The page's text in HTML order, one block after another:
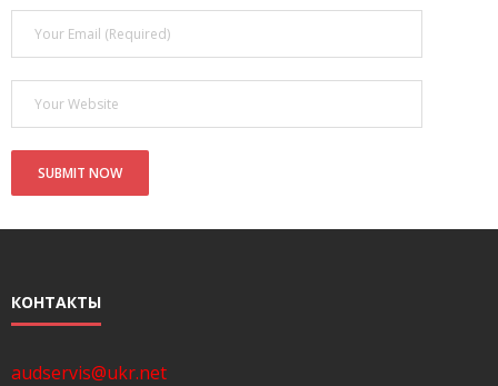
- Покупка усилителя после апгрейда. Случай с Амфитоном
- Конфигурирование и настройка акустических систем для
концертных залов
- Улучшаем звучание — подготовка помещения для
прослушивания музыки.
КОНТАКТЫ
audservis@ukr.net